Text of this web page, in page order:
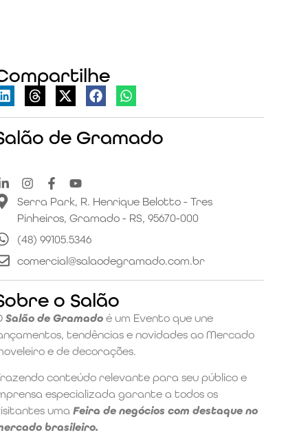
de Gramado
Serra Park, R. Henrique Belotto - Tres
Pinheiros, Gramado - RS, 95670-000
(48) 99105.5346
comercial@salaodegramado.com.br
o Salão
Salão de Gramado é um Evento que une
tendências e novidades ao Mercado
e de decorações.
conteúdo relevante para seu público e
especializada garante a todos os
umaFeira de negócios com destaque no
brasileiro.